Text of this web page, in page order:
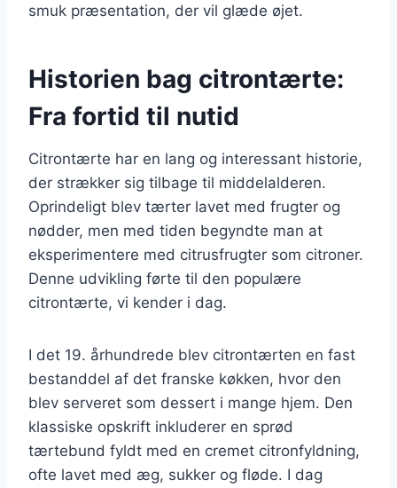
smuk præsentation, der vil glæde øjet.
Historien bag citrontærte:
Fra fortid til nutid
Citrontærte har en lang og interessant historie,
der strækker sig tilbage til middelalderen.
Oprindeligt blev tærter lavet med frugter og
nødder, men med tiden begyndte man at
eksperimentere med citrusfrugter som citroner.
Denne udvikling førte til den populære
citrontærte, vi kender i dag.
I det 19. århundrede blev citrontærten en fast
bestanddel af det franske køkken, hvor den
blev serveret som dessert i mange hjem. Den
klassiske opskrift inkluderer en sprød
tærtebund fyldt med en cremet citronfyldning,
ofte lavet med æg, sukker og fløde. I dag